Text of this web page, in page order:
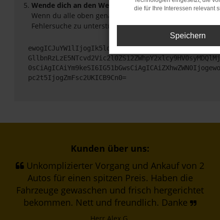
Wende dich an den Webseitenbetreiber.
Wenn du alle oben genannten Schritte versucht hast,
Fehlersuche zu unterstützen:
pc2t5IjogZmFsc2UKICB9Cn0=
Kunden über uns:
Unkomplizierter Vorgang und Ankauf von 2
Autos für einen spitzen Preis. Haben die
Fahrzeuge gewaschen und frisch hergerichtet
bekommen. Nett und freundlich. Danke
die für Ihre Interessen relevant
Speichern